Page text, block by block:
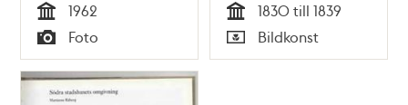
Tid
1962
Typ
Foto Tid
1830 till 1839
Typ
Bildkonst